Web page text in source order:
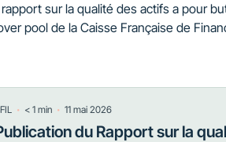
sur la qualité des actifs a pour
pool de la Caisse Française de
・ < 1 min ・11 mai 2026
du Rapport sur la